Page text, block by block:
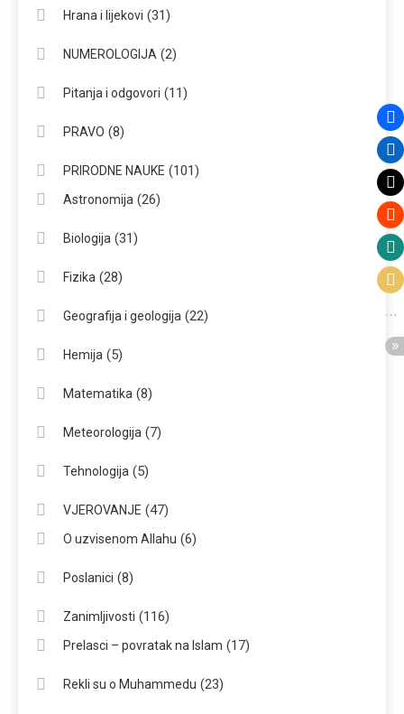
Hrana i lijekovi (31)
NUMEROLOGIJA (2)
Pitanja i odgovori (11)
PRAVO (8)
PRIRODNE NAUKE (101)
Astronomija (26)
Biologija (31)
Fizika (28)
Geografija i geologija (22)
Hemija (5)
Matematika (8)
Meteorologija (7)
Tehnologija (5)
VJEROVANJE (47)
O uzvisenom Allahu (6)
Poslanici (8)
Zanimljivosti (116)
Prelasci – povratak na Islam (17)
Rekli su o Muhammedu (23)